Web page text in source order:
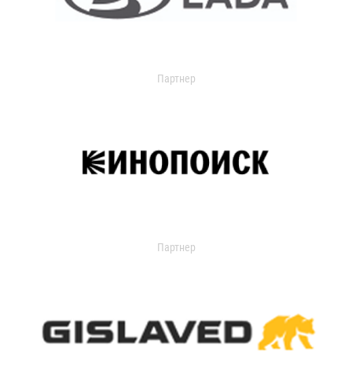
Партнер
Партнер